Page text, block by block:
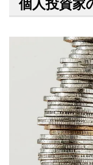
個人投資家